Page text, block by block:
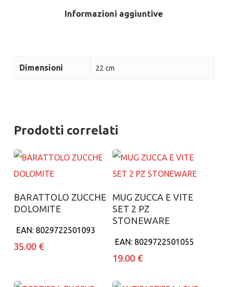
Informazioni aggiuntive
Dimensioni 22 cm
Prodotti correlati
Aggiungi al carrello
BARATTOLO ZUCCHE
DOLOMITE
EAN: 8029722501093
35.00 €
Aggiungi al carrello
MUG ZUCCA E VITE
SET 2 PZ
STONEWARE
EAN: 8029722501055
19.00 €